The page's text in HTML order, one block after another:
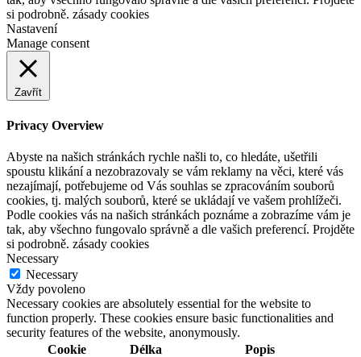
si podrobně. zásady cookies
Nastavení
Manage consent
Zavřít
Privacy Overview
Abyste na našich stránkách rychle našli to, co hledáte, ušetřili
spoustu klikání a nezobrazovaly se vám reklamy na věci, které vás
nezajímají, potřebujeme od Vás souhlas se zpracováním souborů
cookies, tj. malých souborů, které se ukládají ve vašem prohlížeči.
Podle cookies vás na našich stránkách poznáme a zobrazíme vám je
tak, aby všechno fungovalo správně a dle vašich preferencí. Projděte
si podrobně. zásady cookies
Necessary
Necessary
Vždy povoleno
Necessary cookies are absolutely essential for the website to
function properly. These cookies ensure basic functionalities and
security features of the website, anonymously.
Cookie
Délka Popis